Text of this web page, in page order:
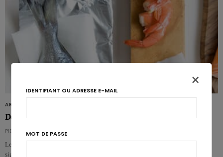
ARTICLES
Des oméga-3 pour survivre au cancer de l’intestin
PIERRE PÉROCHON
Les patients atteints d’un cancer de l’intestin peuvent tirer des bénéfices
significatifs en termes de survie, d’un…
×
IDENTIFIANT OU ADRESSE E-MAIL
MOT DE PASSE